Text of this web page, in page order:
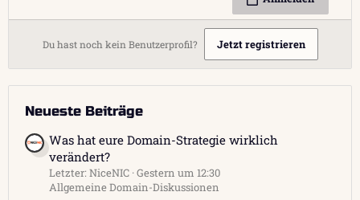
Du hast noch kein Benutzerprofil? Jetzt registrieren
Neueste Beiträge
Was hat eure Domain-Strategie wirklich
verändert?
Letzter: NiceNIC Gestern um 12:30
Allgemeine Domain-Diskussionen